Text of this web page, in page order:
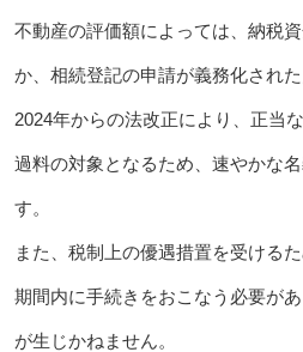
不動産の評価額によっては、納税
か、相続登記の申請が義務化され
2024年からの法改正により、正当
過料の対象となるため、速やかな
す。
また、税制上の優遇措置を受ける
期間内に手続きをおこなう必要が
が生じかねません。